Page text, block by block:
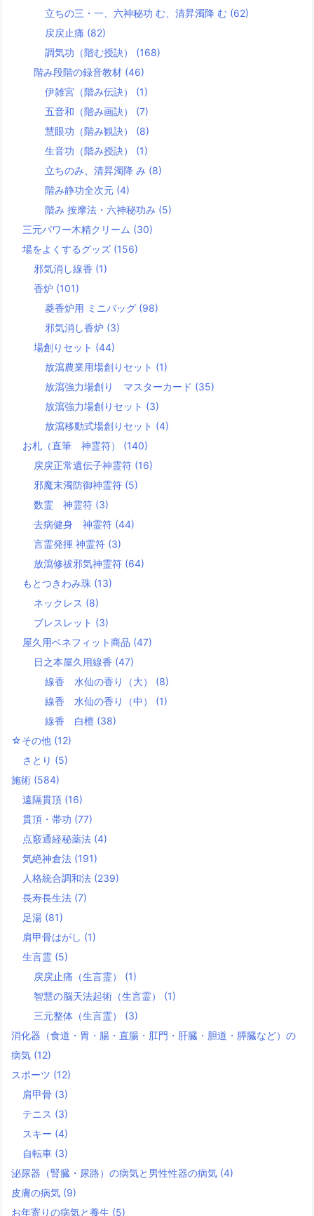
立ちの三・一、六神秘功 む、清昇濁降 む (62)
戻戻止痛 (82)
調気功（階む授訣） (168)
階み段階の録音教材 (46)
伊雑宮（階み伝訣） (1)
五音和（階み画訣） (7)
慧眼功（階み観訣） (8)
生音功（階み授訣） (1)
立ちのみ、清昇濁降 み (8)
階み静功全次元 (4)
階み 按摩法・六神秘功み (5)
三元パワー木精クリーム (30)
場をよくするグッズ (156)
邪気消し線香 (1)
香炉 (101)
菱香炉用 ミニバッグ (98)
邪気消し香炉 (3)
場創りセット (44)
放瀉農業用場創りセット (1)
放瀉強力場創り マスターカード (35)
放瀉強力場創りセット (3)
放瀉移動式場創りセット (4)
お札（直筆 神霊符） (140)
戻戻正常遺伝子神霊符 (16)
邪魔末濁防御神霊符 (5)
数霊 神霊符 (3)
去病健身 神霊符 (44)
言霊発揮 神霊符 (3)
放瀉修祓邪気神霊符 (64)
もとつきわみ珠 (13)
ネックレス (8)
ブレスレット (3)
屋久用ベネフィット商品 (47)
日之本屋久用線香 (47)
線香 水仙の香り（大） (8)
線香 水仙の香り（中） (1)
線香 白檀 (38)
☆その他 (12)
さとり (5)
施術 (584)
遠隔貫頂 (16)
貫頂・帯功 (77)
点竅通経秘薬法 (4)
気絶神倉法 (191)
人格統合調和法 (239)
長寿長生法 (7)
足湯 (81)
肩甲骨はがし (1)
生言霊 (5)
戻戻止痛（生言霊） (1)
智慧の脳天法起術（生言霊） (1)
三元整体（生言霊） (3)
消化器（食道・胃・腸・直腸・肛門・肝臓・胆道・膵臓など）の
病気 (12)
スポーツ (12)
肩甲骨 (3)
テニス (3)
スキー (4)
自転車 (3)
泌尿器（腎臓・尿路）の病気と男性性器の病気 (4)
皮膚の病気 (9)
お年寄りの病気と養生 (5)